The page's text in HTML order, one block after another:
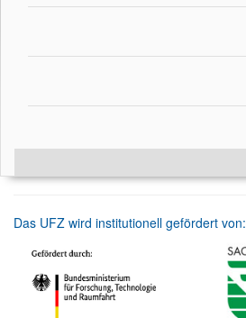
Das UFZ wird institutionell gefördert von: